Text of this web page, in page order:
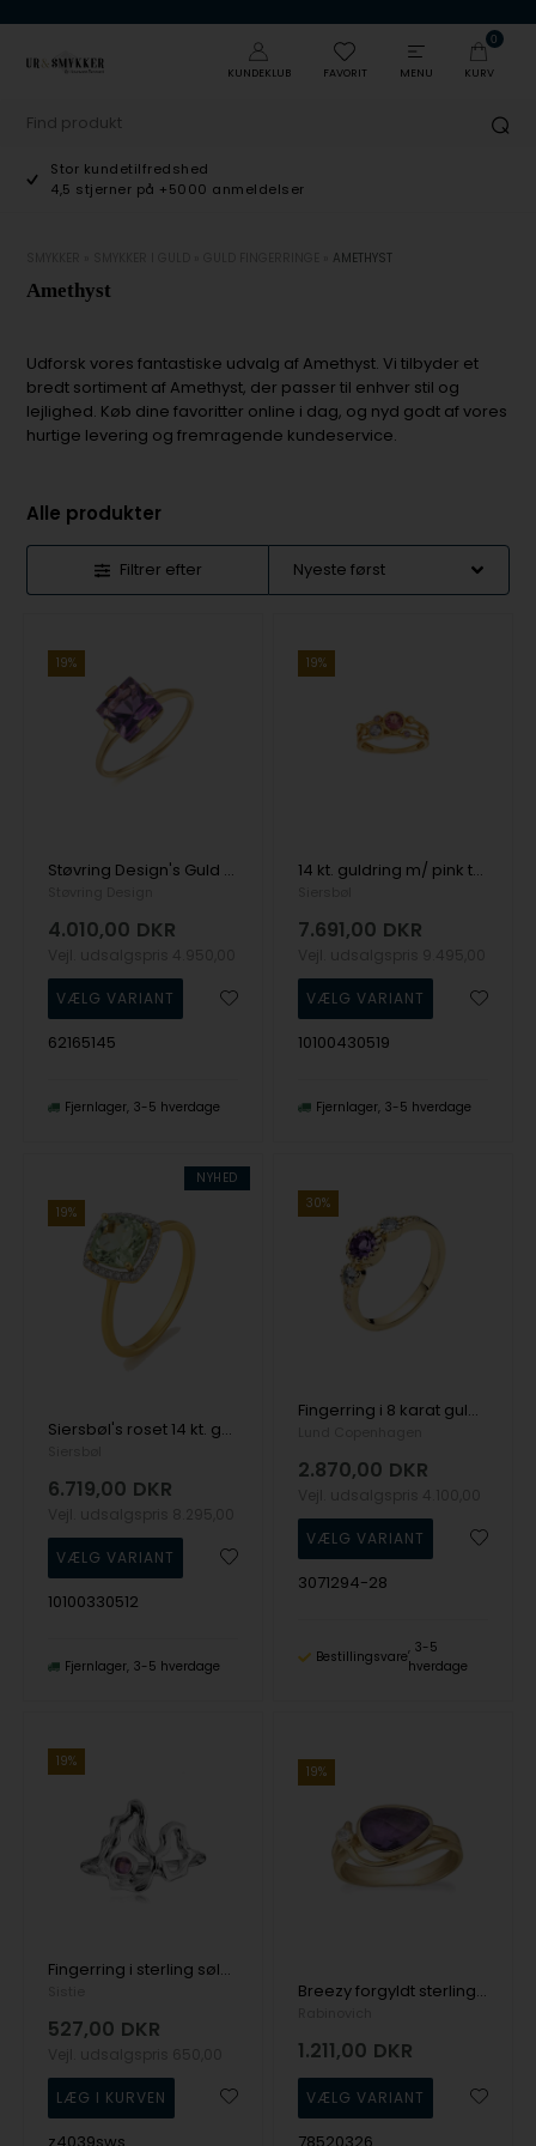
KUNDEKLUB FAVORIT MENU
0
KURV
Stor kundetilfredshed
4,5 stjerner på +5000 anmeldelser
AMETHYST
Amethyst
Udforsk vores fantastiske udvalg af Amethyst. Vi tilbyder et
bredt sortiment af Amethyst, der passer til enhver stil og
lejlighed. Køb dine favoritter online i dag, og nyd godt af vores
hurtige levering og fremragende kundeservice.
Alle produkter
Filtrer efter
19%
Støvring Design's Guld ring
4.010,00 DKR
62165145
Fjernlager 3-5 hverdage
19%
14 kt. guldring m/ pink turmalin, ametyst og safir
7.691,00 DKR
10100430519
Fjernlager 3-5 hverdage
NYHED
19%
Siersbøl's roset 14 kt. guldring m/ grøn ametyst & 0,085 ct diamant W/SI
6.719,00 DKR
10100330512
Fjernlager 3-5 hverdage
30%
Fingerring i 8 karat guld, med ædelsten fra Lund Copenhagen
2.870,00 DKR
3071294-28
Bestillingsvare
3-5
hverdage
19%
Fingerring i sterling sølv fra Lærke Bentsen x Sistie
527,00 DKR
z4039sws
19%
Breezy forgyldt sterling sølv fingerring med Amethyst og topas fra Rabinovich
1.211,00 DKR
78520326